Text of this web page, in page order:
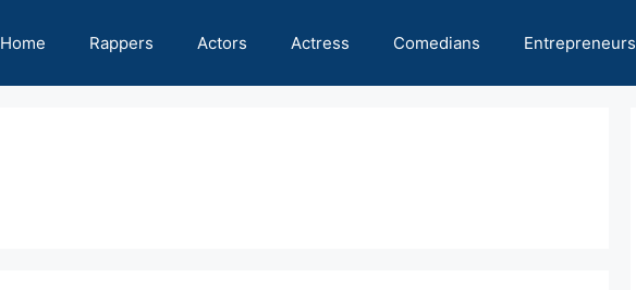
Home Rappers Actors Actress Comedians Entrepreneurs